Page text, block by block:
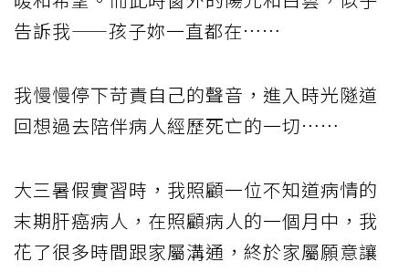
告訴我——孩子妳一直都在……
我慢慢停下苛責自己的聲音，進入時光隧道
回想過去陪伴病人經歷死亡的一切……
大三暑假實習時，我照顧一位不知道病情的
末期肝癌病人，在照顧病人的一個月中，我
花了很多時間跟家屬溝通，終於家屬願意讓